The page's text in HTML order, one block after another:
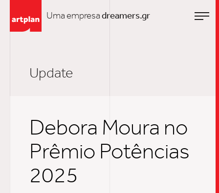
Uma empresadreamers.gr
Update
Debora Moura no
Prêmio Potências
2025